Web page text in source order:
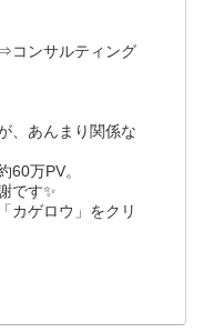
コンサルティング
、あんまり関係な
60万PV。
です✨
カゲロウ」をクリ